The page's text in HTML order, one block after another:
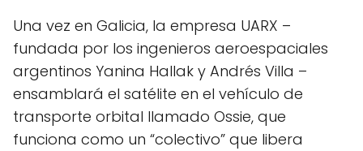
Una vez en Galicia, la empresa UARX –
fundada por los ingenieros aeroespaciales
argentinos Yanina Hallak y Andrés Villa –
ensamblará el satélite en el vehículo de
transporte orbital llamado Ossie, que
funciona como un “colectivo” que libera